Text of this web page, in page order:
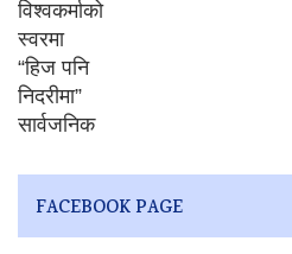
FACEBOOK PAGE